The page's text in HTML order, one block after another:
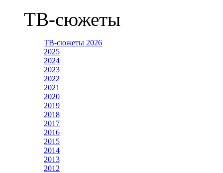
ТВ-сюжеты
ТВ-сюжеты 2026
2025
2024
2023
2022
2021
2020
2019
2018
2017
2016
2015
2014
2013
2012